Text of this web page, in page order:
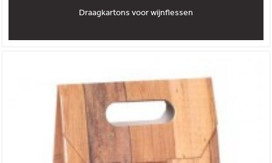
Draagkartons voor wijnflessen